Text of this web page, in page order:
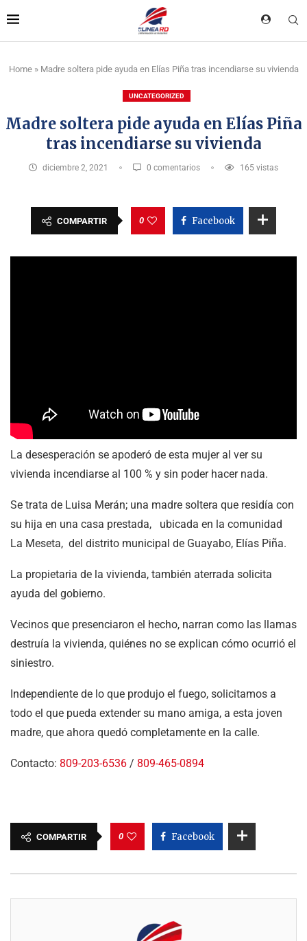
Home» Madre soltera pide ayuda en Elías Piña tras incendiarse su vivienda
UNCATEGORIZED
Madre soltera pide ayuda en Elías Piña
tras incendiarse su vivienda
diciembre 2, 2021 0 comentarios 165 vistas
COMPARTIR 0 Facebook
La desesperación se apoderó de esta mujer al ver su
vivienda incendiarse al 100 % y sin poder hacer nada.
Se trata de Luisa Merán; una madre soltera que residía con
su hija en una casa prestada, ubicada en la comunidad
La Meseta, del distrito municipal de Guayabo, Elías Piña.
La propietaria de la vivienda, también aterrada solicita
ayuda del gobierno.
Vecinos que presenciaron el hecho, narran como las llamas
destruía la vivienda, quiénes no se explican cómo ocurrió el
siniestro.
Independiente de lo que produjo el fuego, solicitamos a
todo el que pueda extender su mano amiga, a esta joven
madre, que ahora quedó completamente en la calle.
Contacto: 809-203-6536 / 809-465-0894
COMPARTIR 0 Facebook